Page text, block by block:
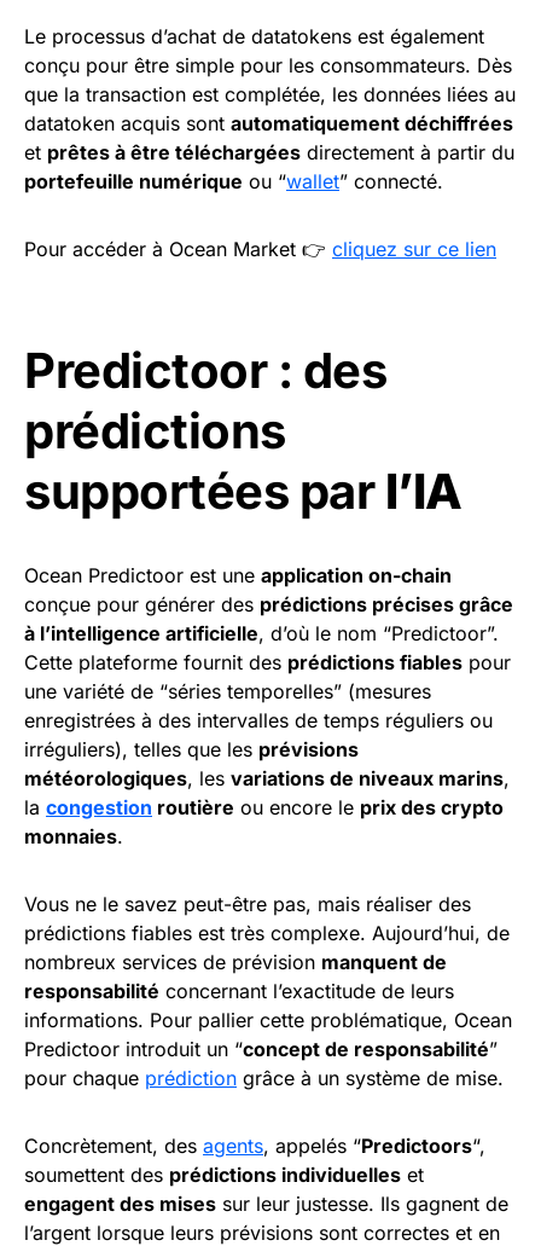
Le processus d’achat de datatokens est également
conçu pour être simple pour les consommateurs. Dès
que la transaction est complétée, les données liées au
datatoken acquis sont automatiquement déchiffrées
et prêtes à être téléchargées directement à partir du
portefeuille numérique ou “wallet” connecté.
Pour accéder à Ocean Market 👉 cliquez sur ce lien
Predictoor : des
prédictions
supportées par l’IA
Ocean Predictoor est une application on-chain
conçue pour générer des prédictions précises grâce
à l’intelligence artificielle, d’où le nom “Predictoor”.
Cette plateforme fournit des prédictions fiables pour
une variété de “séries temporelles” (mesures
enregistrées à des intervalles de temps réguliers ou
irréguliers), telles que les prévisions
météorologiques, les variations de niveaux marins,
la congestion routière ou encore le prix des crypto
monnaies.
Vous ne le savez peut-être pas, mais réaliser des
prédictions fiables est très complexe. Aujourd’hui, de
nombreux services de prévision manquent de
responsabilité concernant l’exactitude de leurs
informations. Pour pallier cette problématique, Ocean
Predictoor introduit un “concept de responsabilité”
pour chaque prédiction grâce à un système de mise.
Concrètement, des agents, appelés “Predictoors“,
soumettent des prédictions individuelles et
engagent des mises sur leur justesse. Ils gagnent de
l’argent lorsque leurs prévisions sont correctes et en